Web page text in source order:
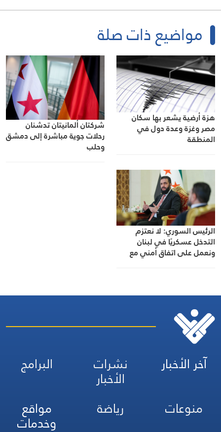
مواضيع ذات صلة
هزة أرضية يشعر بها سكان
مصر وغزة وعدة دول في
المنطقة
شركتان ألمانيتان تدشنان
رحلات جوية مباشرة إلى دمشق
وحلب
الرئيس السوري: لا نعتزم
التدخل عسكريًا في لبنان
ونعمل على اتفاق أمني مع
آخر الأخبار نشرات
الأخبار
البرامج
منوعات
رياضة مواقع
وخدمات